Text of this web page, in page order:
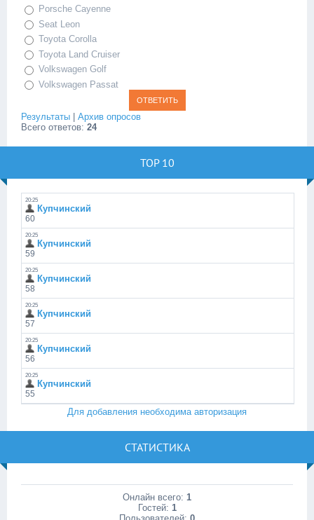
Porsche Cayenne
Seat Leon
Toyota Corolla
Toyota Land Cruiser
Volkswagen Golf
Volkswagen Passat
Результаты
Архив опросов
Всего ответов: 24
TOP 10
Для добавления необходима авторизация
СТАТИСТИКА
Онлайн всего: 1
Гостей: 1